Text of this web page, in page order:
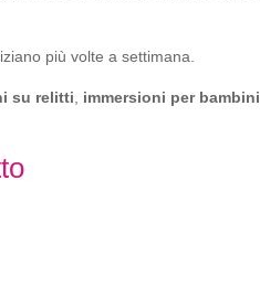
più volte a settimana.
su relitti immersioni per bambini